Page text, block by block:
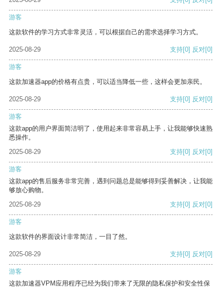
游客
这款软件的学习方式非常灵活，可以根据自己的需求选择学习方式。
2025-08-29 支持[0] 反对[0]
游客
这款加速器app的价格有点贵，可以适当降低一些，这样会更加亲民。
2025-08-29 支持[0] 反对[0]
游客
这款app的用户界面简洁明了，使用起来非常容易上手，让我能够快速熟
悉操作。
2025-08-29
支持[0] 反对[0]
游客
这款app的售后服务非常完善，遇到问题总是能够得到妥善解决，让我能
够放心购物。
2025-08-29
支持[0] 反对[0]
游客
这款软件的界面设计非常简洁，一目了然。
2025-08-29 支持[0] 反对[0]
游客
这款加速器VPM应用程序已经为我们带来了无限的隐私保护和安全性保